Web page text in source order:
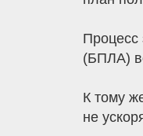
Процесс
(БПЛА)
К тому
не